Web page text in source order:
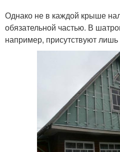
Однако не в каждой крыше
обязательной частью. В
например, присутствуют